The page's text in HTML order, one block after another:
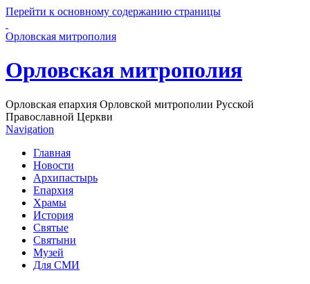
Перейти к основному содержанию страницы
Орловская митрополия
Орловская митрополия
Орловская епархия Орловской митрополии Русской
Православной Церкви
Navigation
Главная
Новости
Архипастырь
Епархия
Храмы
История
Святые
Святыни
Музей
Для СМИ